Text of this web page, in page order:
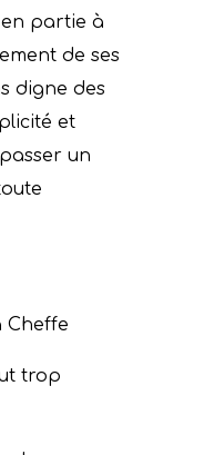
partie à
de ses
digne des
et
un
Cheffe
trop